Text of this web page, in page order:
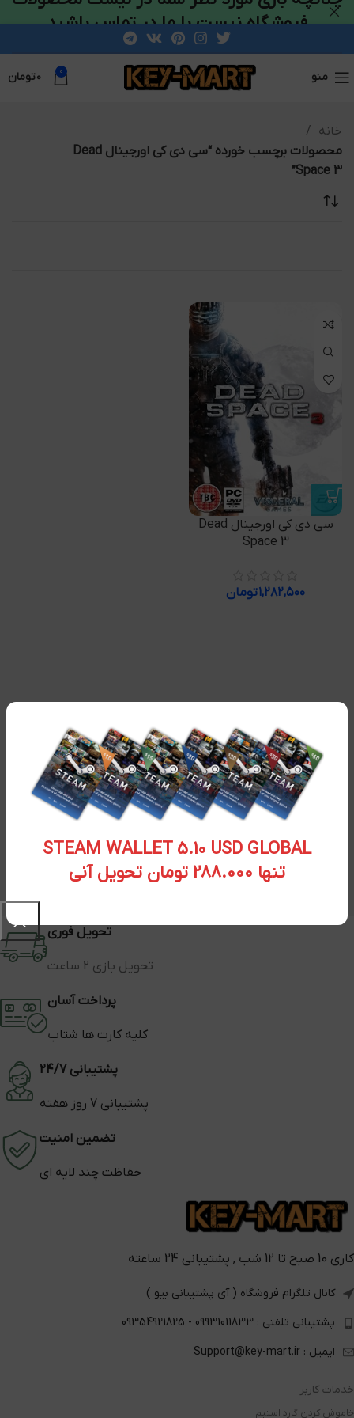
STEAM WALLET 5.10 USD GLOBAL
تنها 288.000 تومان تحویل آنی
منو 0 ۰تومان
خانه
محصولات برچسب خورده “سی دی کی اورجینال Dead
Space 3”
سی دی کی اورجینال Dead
Space 3
۱,۲۸۲,۵۰۰تومان
تحویل فوری
تحویل بازی 2 ساعت
پرداخت آسان
کلیه کارت ها شتاب
پشتیبانی 24/7
پشتیبانی 7 روز هفته
تضمین امنیت
حفاظت چند لایه ای
کاری 10 صبح تا 12 شب , پشتیبانی 24 ساعته
کانال تلگرام فروشگاه ( آی پشتیبانی بیو )
پشتیبانی تلفنی : 09931011833 - 09354921825
ایمیل : Support@key-mart.ir
خدمات کاربر
خاموش کردن گارد استیم
فروشگاه نیست با ما در تماس باشید